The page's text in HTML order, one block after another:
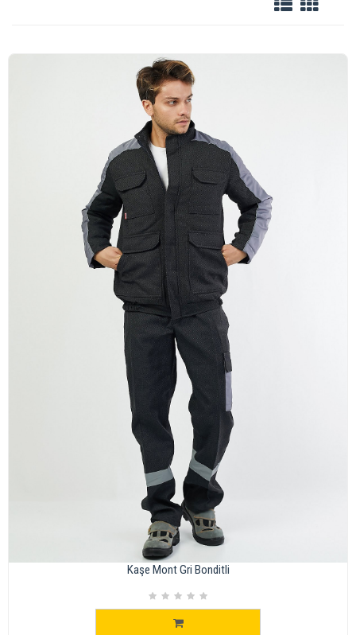
Kaşe Mont Gri Bonditli